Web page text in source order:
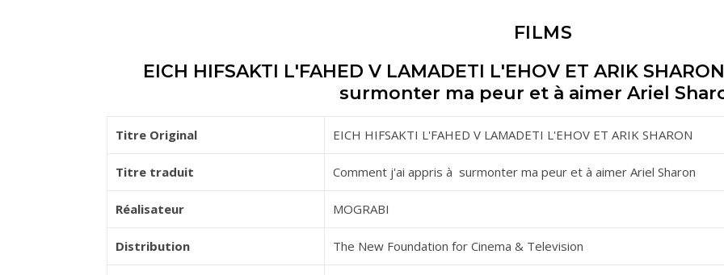
FILMS
EICH HIFSAKTI L'FAHED V LAMADETI L'EHOV ET ARIK
surmonter ma peur et à aimer Ariel
Titre Original EICH HIFSAKTI L'FAHED V LAMADETI L'EHOV ET ARIK SHARON
Titre traduit Comment j'ai appris à surmonter ma peur et à aimer Ariel Sharon
Réalisateur MOGRABI
Distribution The New Foundation for Cinema & Television